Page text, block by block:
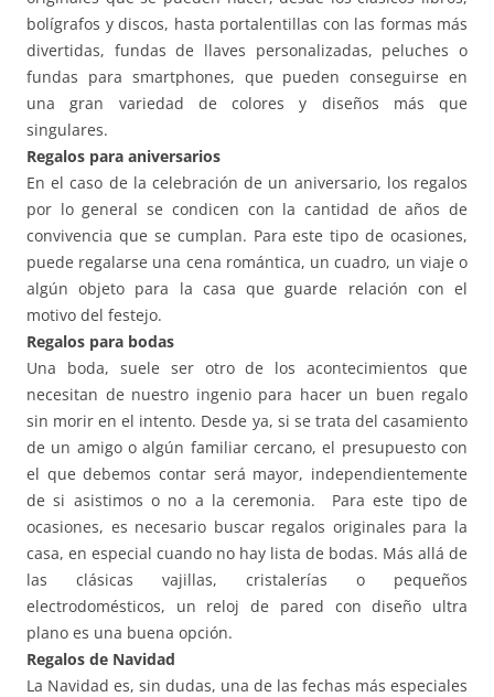
bolígrafos y discos, hasta portalentillas con las formas más
divertidas, fundas de llaves personalizadas, peluches o
fundas para smartphones, que pueden conseguirse en
una gran variedad de colores y diseños más que
singulares.
Regalos para aniversarios
En el caso de la celebración de un aniversario, los regalos
por lo general se condicen con la cantidad de años de
convivencia que se cumplan. Para este tipo de ocasiones,
puede regalarse una cena romántica, un cuadro, un viaje o
algún objeto para la casa que guarde relación con el
motivo del festejo.
Regalos para bodas
Una boda, suele ser otro de los acontecimientos que
necesitan de nuestro ingenio para hacer un buen regalo
sin morir en el intento. Desde ya, si se trata del casamiento
de un amigo o algún familiar cercano, el presupuesto con
el que debemos contar será mayor, independientemente
de si asistimos o no a la ceremonia. Para este tipo de
ocasiones, es necesario buscar regalos originales para la
casa, en especial cuando no hay lista de bodas. Más allá de
las clásicas vajillas, cristalerías o pequeños
electrodomésticos, un reloj de pared con diseño ultra
plano es una buena opción.
Regalos de Navidad
La Navidad es, sin dudas, una de las fechas más especiales